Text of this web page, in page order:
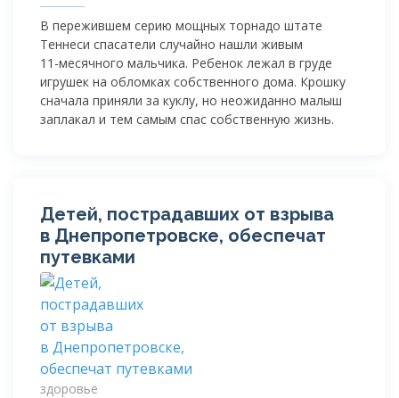
В пережившем серию мощных торнадо штате
Теннеси спасатели случайно нашли живым
11-месячного мальчика. Ребенок лежал в груде
игрушек на обломках собственного дома. Крошку
сначала приняли за куклу, но неожиданно малыш
заплакал и тем самым спас собственную жизнь.
Детей, пострадавших от взрыва
в Днепропетровске, обеспечат
путевками
здоровье